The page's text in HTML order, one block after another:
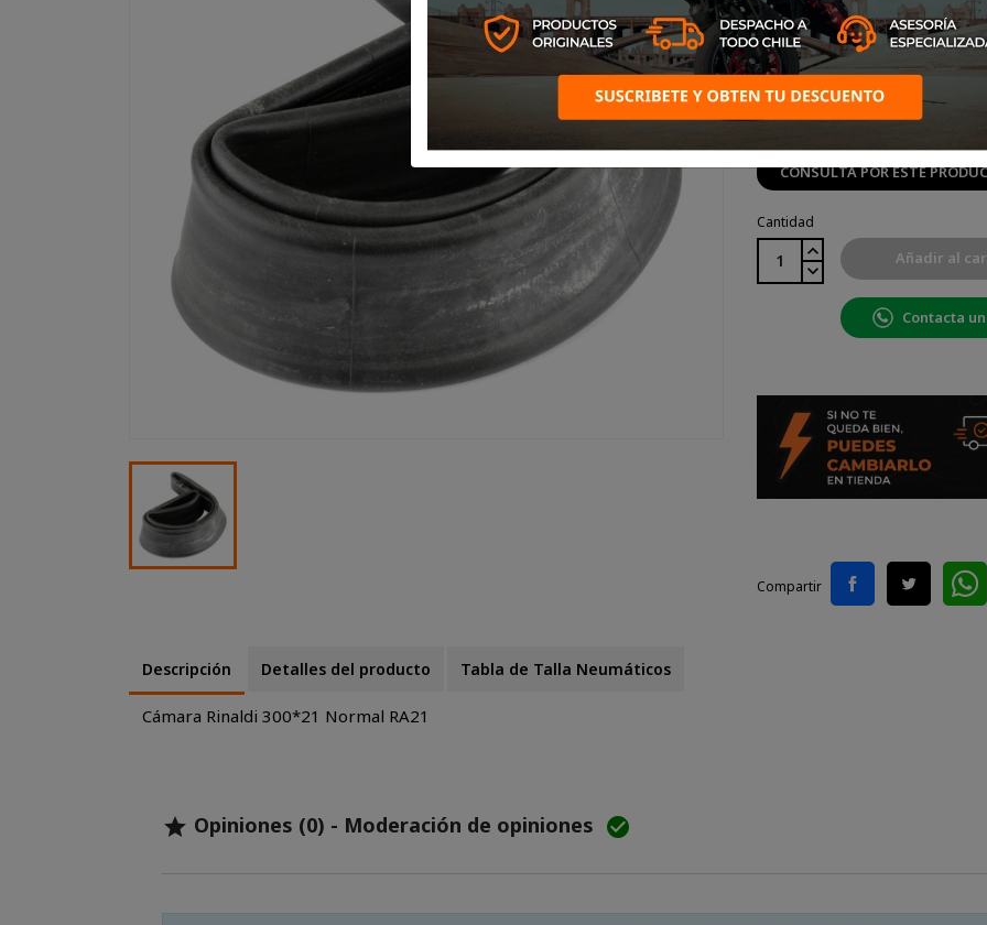
Cámara Rinaldi 300*21
CONSULTA POR ESTE
Cantidad
Añadir al
Contacta
Compartir
Descripción Detalles del producto Tabla de Talla Neumáticos
Cámara Rinaldi 300*21 Normal RA21
 Opiniones (0) - Moderación de opiniones 